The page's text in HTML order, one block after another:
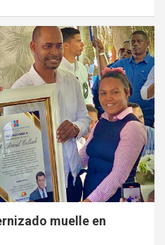
muelle en